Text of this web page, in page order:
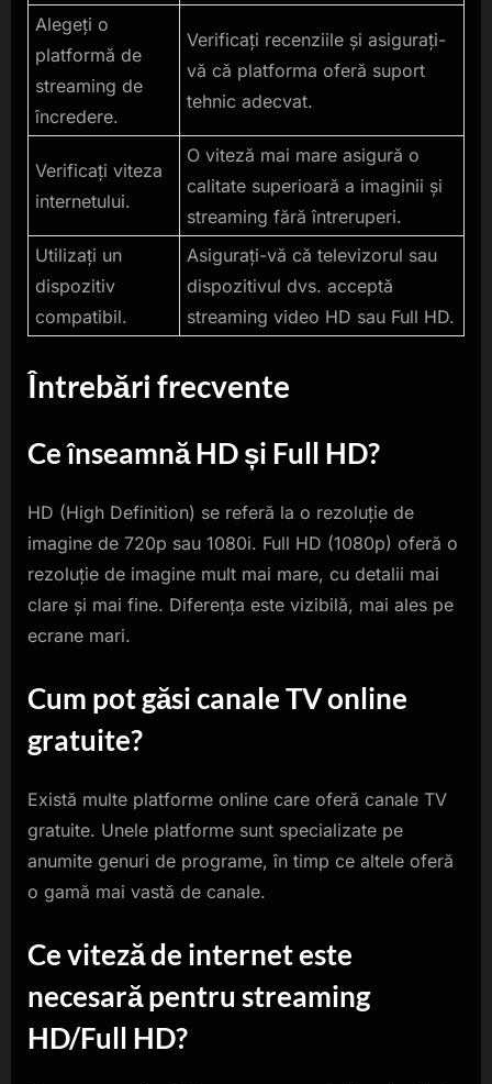
Alegeți o
platformă de
streaming de
încredere.
Verificați recenziile și asigurați-
vă că platforma oferă suport
tehnic adecvat.
Verificați viteza
internetului.
O viteză mai mare asigură o
calitate superioară a imaginii și
streaming fără întreruperi.
Utilizați un
dispozitiv
compatibil.
Asigurați-vă că televizorul sau
dispozitivul dvs. acceptă
streaming video HD sau Full HD.
Întrebări frecvente
Ce înseamnă HD și Full HD?
HD (High Definition) se referă la o rezoluție de
imagine de 720p sau 1080i. Full HD (1080p) oferă o
rezoluție de imagine mult mai mare, cu detalii mai
clare și mai fine. Diferența este vizibilă, mai ales pe
ecrane mari.
Cum pot găsi canale TV online
gratuite?
Există multe platforme online care oferă canale TV
gratuite. Unele platforme sunt specializate pe
anumite genuri de programe, în timp ce altele oferă
o gamă mai vastă de canale.
Ce viteză de internet este
necesară pentru streaming
HD/Full HD?